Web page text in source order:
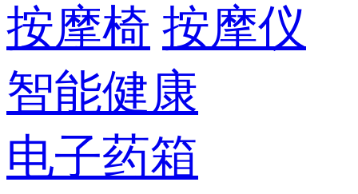
按摩椅 按摩仪
智能健康
电子药箱